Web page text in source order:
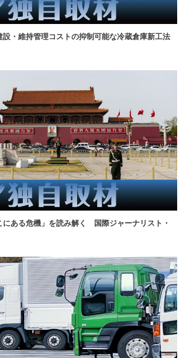
設・維持管理コストの抑制可能な冷蔵倉庫新工法
にある危機」を読み解く 国際ジャーナリスト・